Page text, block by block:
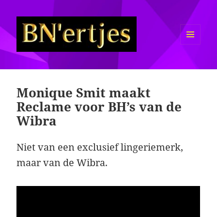
Sexy BN'ers / Bekende
Monique Smit maakt
Reclame voor BH’s van de
Wibra
Niet van een exclusief lingeriemerk,
maar van de Wibra.